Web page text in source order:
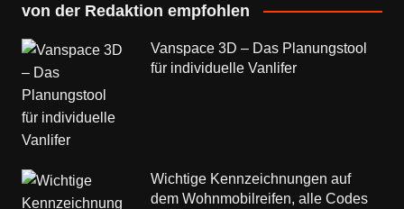
von der Redaktion empfohlen
Vanspace 3D – Das Planungstool
für individuelle Vanlifer
Wichtige Kennzeichnungen auf
dem Wohnmobilreifen, alle Codes